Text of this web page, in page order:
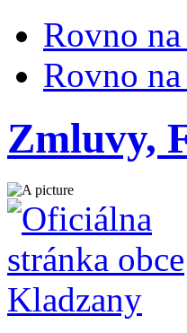
Rovno na
Rovno
Zmluvy,